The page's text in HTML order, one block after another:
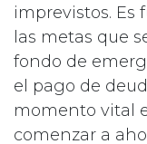
imprevistos.
las metas que
fondo de
el pago de
momento vital
comenzar a